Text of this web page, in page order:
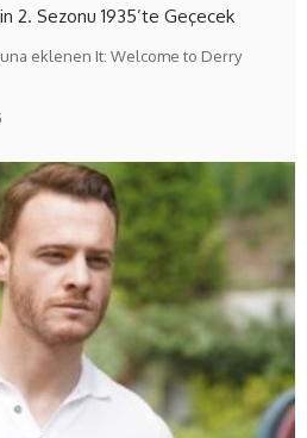
2. Sezonu 1935’te Geçecek
eklenen It: Welcome to Derry